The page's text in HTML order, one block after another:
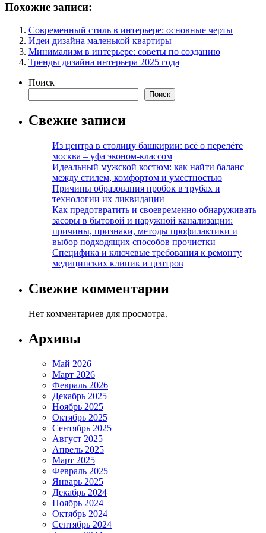
Похожие записи:
Современный стиль в интерьере: основные черты
Идеи дизайна маленькой квартиры
Минимализм в интерьере: советы по созданию
Тренды дизайна интерьера 2025 года
Поиск
Поиск
Свежие записи
Из центра в столицу башкирии: всё о перелёте
москва – уфа эконом-классом
Идеальный мужской костюм: как найти баланс
между стилем, комфортом и уместностью
Причины образования пробок в трубах и
технологии их ликвидации
Как предотвратить и своевременно обнаруживать
засоры в бытовой и наружной канализации:
причины, признаки, методы профилактики и
выбор подходящих способов прочистки
Специфика и ключевые требования к ремонту
медицинских клиник и центров
Свежие комментарии
Нет комментариев для просмотра.
Архивы
Май 2026
Март 2026
Февраль 2026
Декабрь 2025
Ноябрь 2025
Октябрь 2025
Сентябрь 2025
Август 2025
Апрель 2025
Март 2025
Февраль 2025
Январь 2025
Декабрь 2024
Ноябрь 2024
Октябрь 2024
Сентябрь 2024